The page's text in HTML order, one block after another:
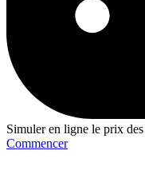
Simuler en ligne le prix
Commencer